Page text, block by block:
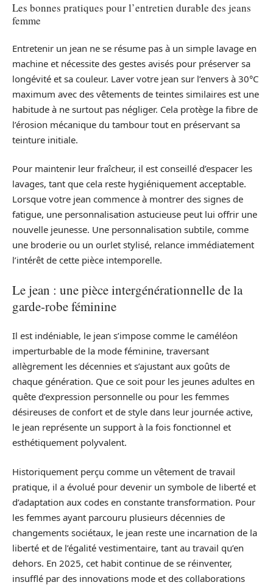
Les bonnes pratiques pour l’entretien durable des jeans
femme
Entretenir un jean ne se résume pas à un simple lavage en
machine et nécessite des gestes avisés pour préserver sa
longévité et sa couleur. Laver votre jean sur l’envers à 30°C
maximum avec des vêtements de teintes similaires est une
habitude à ne surtout pas négliger. Cela protège la fibre de
l’érosion mécanique du tambour tout en préservant sa
teinture initiale.
Pour maintenir leur fraîcheur, il est conseillé d’espacer les
lavages, tant que cela reste hygiéniquement acceptable.
Lorsque votre jean commence à montrer des signes de
fatigue, une personnalisation astucieuse peut lui offrir une
nouvelle jeunesse. Une personnalisation subtile, comme
une broderie ou un ourlet stylisé, relance immédiatement
l’intérêt de cette pièce intemporelle.
Le jean : une pièce intergénérationnelle de la
garde-robe féminine
Il est indéniable, le jean s’impose comme le caméléon
imperturbable de la mode féminine, traversant
allègrement les décennies et s’ajustant aux goûts de
chaque génération. Que ce soit pour les jeunes adultes en
quête d’expression personnelle ou pour les femmes
désireuses de confort et de style dans leur journée active,
le jean représente un support à la fois fonctionnel et
esthétiquement polyvalent.
Historiquement perçu comme un vêtement de travail
pratique, il a évolué pour devenir un symbole de liberté et
d’adaptation aux codes en constante transformation. Pour
les femmes ayant parcouru plusieurs décennies de
changements sociétaux, le jean reste une incarnation de la
liberté et de l’égalité vestimentaire, tant au travail qu’en
dehors. En 2025, cet habit continue de se réinventer,
insufflé par des innovations mode et des collaborations